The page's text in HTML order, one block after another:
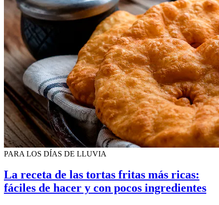
PARA LOS DÍAS DE LLUVIA
La receta de las tortas fritas más ricas:
fáciles de hacer y con pocos ingredientes